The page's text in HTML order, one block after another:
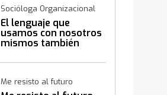
Socióloga Organizacional
El lenguaje que
usamos con nosotros
mismos también
Me resisto al futuro